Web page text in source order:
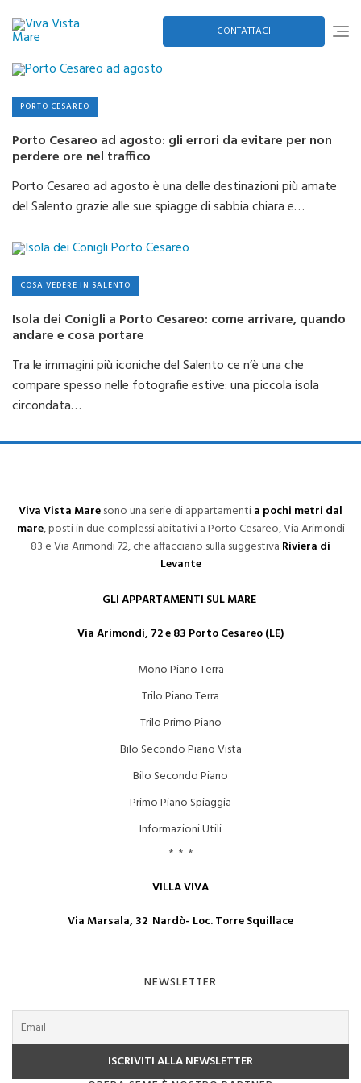
content CONTATTACI
PORTO CESAREO
Porto Cesareo ad agosto: gli errori da evitare per non
perdere ore nel traffico
Porto Cesareo ad agosto è una delle destinazioni più amate
del Salento grazie alle sue spiagge di sabbia chiara e…
COSA VEDERE IN SALENTO
Isola dei Conigli a Porto Cesareo: come arrivare, quando
andare e cosa portare
Tra le immagini più iconiche del Salento ce n’è una che
compare spesso nelle fotografie estive: una piccola isola
circondata…
Viva Vista Maresono una serie di appartamentia pochi metri dal
mare, posti in due complessi abitativi a Porto Cesareo, Via Arimondi
83 e Via Arimondi 72, che affacciano sulla suggestiva Riviera di
Levante
GLI APPARTAMENTI SUL MARE
Via Arimondi, 72 e 83 Porto Cesareo (LE)
Mono Piano Terra
Trilo Piano Terra
Trilo Primo Piano
Bilo Secondo Piano Vista
Bilo Secondo Piano
Primo Piano Spiaggia
Informazioni Utili
* * *
VILLA VIVA
Via Marsala, 32 Nardò- Loc. Torre Squillace
NEWSLETTER